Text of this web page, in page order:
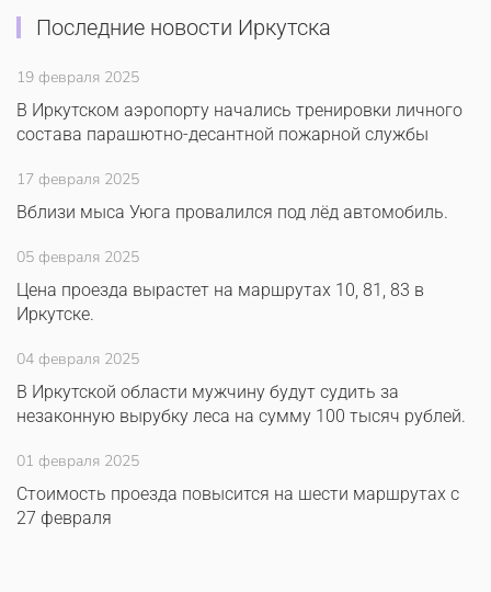
Последние новости Иркутска
19 февраля 2025
В Иркутском аэропорту начались тренировки личного
состава парашютно-десантной пожарной службы
17 февраля 2025
Вблизи мыса Уюга провалился под лёд автомобиль.
05 февраля 2025
Цена проезда вырастет на маршрутах 10, 81, 83 в
Иркутске.
04 февраля 2025
В Иркутской области мужчину будут судить за
незаконную вырубку леса на сумму 100 тысяч рублей.
01 февраля 2025
Стоимость проезда повысится на шести маршрутах с
27 февраля